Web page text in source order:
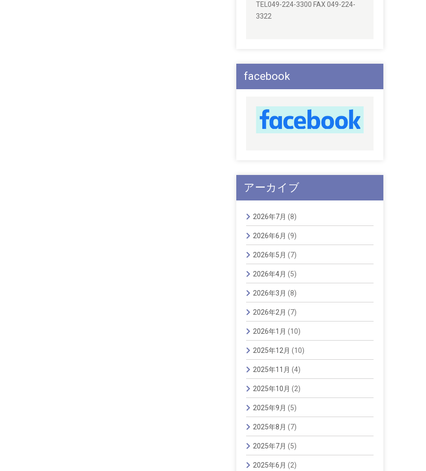
TEL049-224-3300 FAX 049-224-
3322
facebook
アーカイブ
2026年7月 (8)
2026年6月 (9)
2026年5月 (7)
2026年4月 (5)
2026年3月 (8)
2026年2月 (7)
2026年1月 (10)
2025年12月 (10)
2025年11月 (4)
2025年10月 (2)
2025年9月 (5)
2025年8月 (7)
2025年7月 (5)
2025年6月 (2)